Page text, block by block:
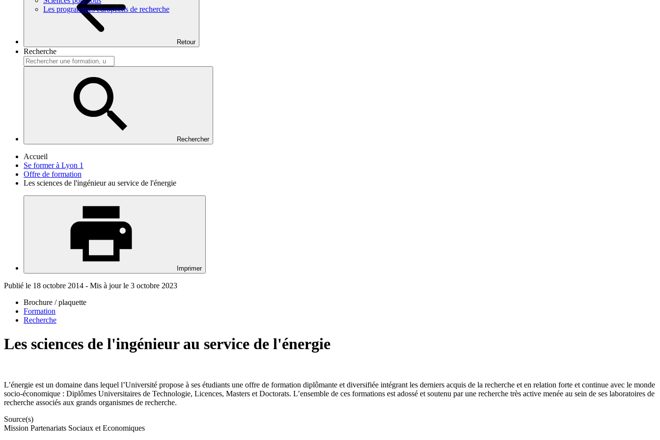
Les programmes européens de recherche
Retour
Recherche
Rechercher
Accueil
Se former à Lyon 1
Offre de formation
Les sciences de l'ingénieur au service de l'énergie
Imprimer
Publié le 18 octobre 2014 - Mis à jour le 3 octobre 2023
Brochure / plaquette
Formation
Recherche
Les sciences de l'ingénieur au service de l'énergie
L’énergie est un domaine dans lequel l’Université propose à ses étudiants une offre de formation diplômante et diversifiée intégrant les derniers acquis de la recherche et en relation forte et continue avec le monde
socio-économique : Diplômes Universitaires de Technologie, Licences, Masters et Doctorats. L’ensemble de ces formations est adossé et soutenu par une recherche très active menée au sein de ses laboratoires de
recherche associés aux grands organismes de recherche.
Source(s)
Mission Partenariats Sociaux et Economiques